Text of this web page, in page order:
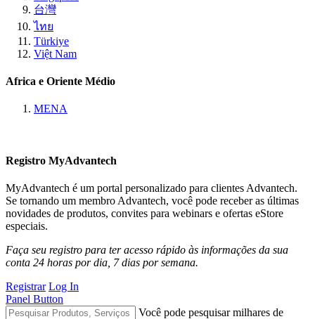
台灣
ไทย
Türkiye
Việt Nam
Africa e Oriente Médio
MENA
Registro MyAdvantech
MyAdvantech é um portal personalizado para clientes Advantech.
Se tornando um membro Advantech, você pode receber as últimas
novidades de produtos, convites para webinars e ofertas eStore
especiais.
Faça seu registro para ter acesso rápido às informações da sua
conta 24 horas por dia, 7 dias por semana.
Registrar Log In
Panel Button
Você pode pesquisar milhares de